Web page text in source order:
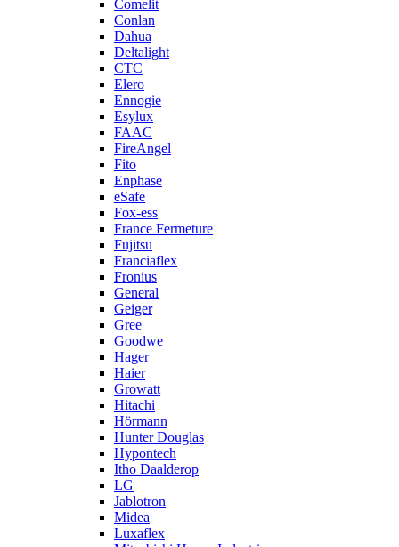
Comelit
Conlan
Dahua
Deltalight
CTC
Elero
Ennogie
Esylux
FAAC
FireAngel
Fito
Enphase
eSafe
Fox-ess
France Fermeture
Fujitsu
Franciaflex
Fronius
General
Geiger
Gree
Goodwe
Hager
Haier
Growatt
Hitachi
Hörmann
Hunter Douglas
Hypontech
Itho Daalderop
LG
Jablotron
Midea
Luxaflex